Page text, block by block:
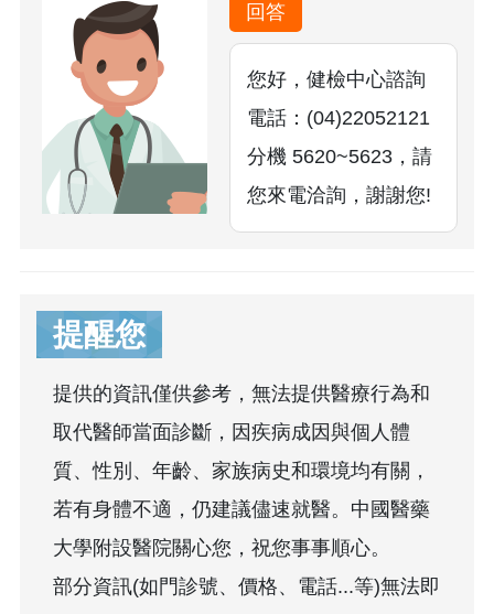
回答
您好，健檢中心諮詢
電話：(04)22052121
分機 5620~5623，請
您來電洽詢，謝謝您!
提醒您
提供的資訊僅供參考，無法提供醫療行為和
取代醫師當面診斷，因疾病成因與個人體
質、性別、年齡、家族病史和環境均有關，
若有身體不適，仍建議儘速就醫。中國醫藥
大學附設醫院關心您，祝您事事順心。
部分資訊(如門診號、價格、電話...等)無法即